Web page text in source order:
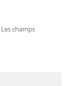
Les champs